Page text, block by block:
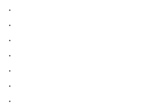
・
・
・
・
・
・
・